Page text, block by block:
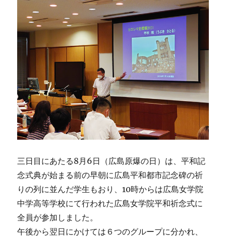
三日目にあたる8月6日（広島原爆の日）は、平和記
念式典が始まる前の早朝に広島平和都市記念碑の祈
りの列に並んだ学生もおり、10時からは広島女学院
中学高等学校にて行われた広島女学院平和祈念式に
全員が参加しました。
午後から翌日にかけては６つのグループに分かれ、